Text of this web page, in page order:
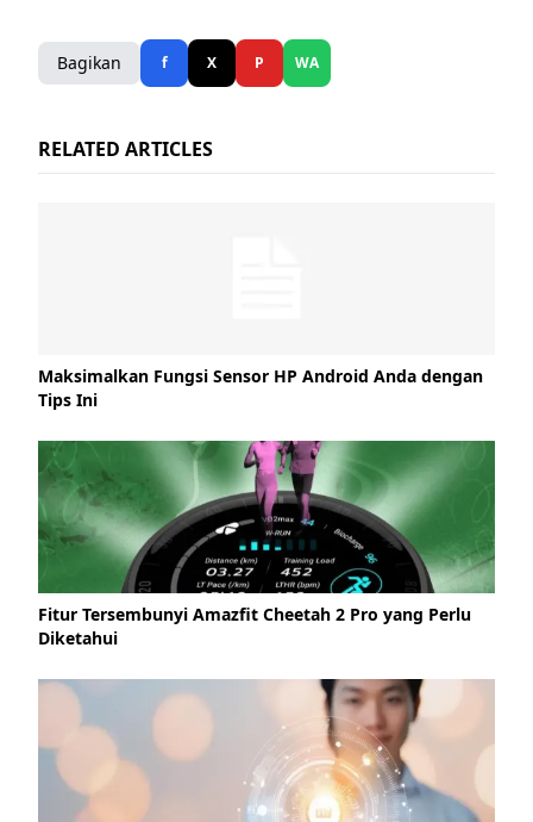
Bagikan f X P WA
RELATED ARTICLES
Maksimalkan Fungsi Sensor HP Android Anda dengan
Tips Ini
Fitur Tersembunyi Amazfit Cheetah 2 Pro yang Perlu
Diketahui